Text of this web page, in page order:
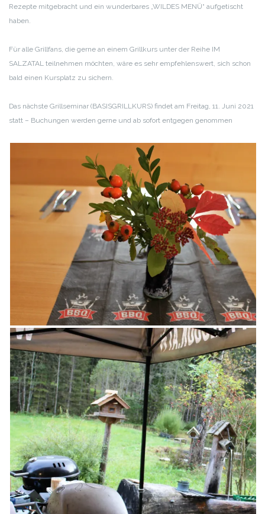
Rezepte mitgebracht und ein wunderbares „WILDES MENÜ“ aufgetischt
haben.
Für alle Grillfans, die gerne an einem Grillkurs unter der Reihe IM
SALZATAL teilnehmen möchten, wäre es sehr empfehlenswert, sich schon
bald einen Kursplatz zu sichern.
Das nächste Grillseminar (BASISGRILLKURS) findet am Freitag, 11. Juni 2021
statt – Buchungen werden gerne und ab sofort entgegen genommen